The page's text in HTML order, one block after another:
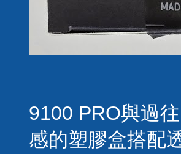
9100 PRO與過
感的塑膠盒搭配